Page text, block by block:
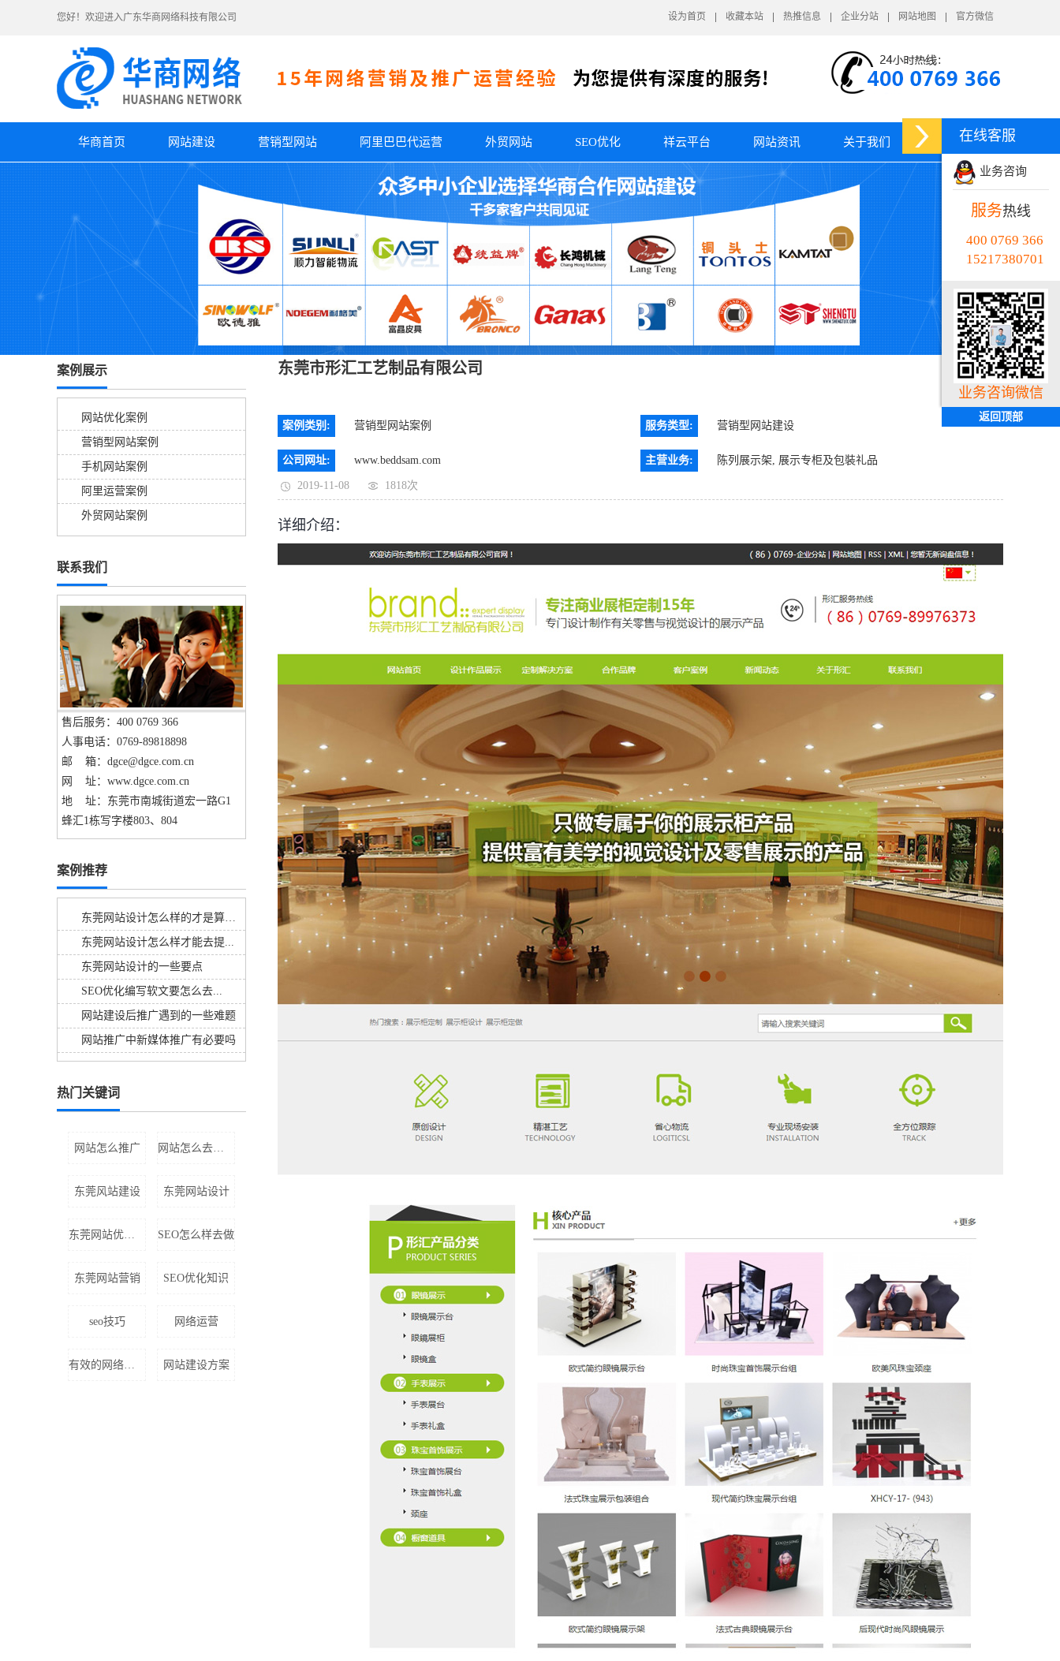
您好！欢迎进入广东华商网络科技有限公司 设为首页 收藏本站 热推信息 企业分站 网站地图 官方微信
华商首页 网站建设 营销型网站 阿里巴巴代运营 外贸网站 SEO优化 祥云平台 网站资讯 关于我们
案例展示
网站优化案例
营销型网站案例
手机网站案例
阿里运营案例
外贸网站案例
联系我们
售后服务：400 0769 366
人事电话：0769-89818898
邮 箱：dgce@dgce.com.cn
网 址：www.dgce.com.cn
地 址：东莞市南城街道宏一路G1
蜂汇1栋写字楼803、804
案例推荐
东莞网站设计怎么样才能去提...
东莞网站设计的一些要点
SEO优化编写软文要怎么去...
网站建设后推广遇到的一些难题
网站推广中新媒体推广有必要吗
热门关键词
网站怎么推广
东莞风站建设 东莞网站设计
SEO怎么样去做
东莞网站营销 SEO优化知识
seo技巧 网络运营
网站建设方案
东莞市形汇工艺制品有限公司
案例类别: 营销型网站案例 服务类型: 营销型网站建设
公司网址: www.beddsam.com 主营业务: 陈列展示架, 展示专柜及包裝礼品
2019-11-08 1818次
详细介绍：
在线客服
业务咨询
服务热线
400 0769 366
15217380701
业务咨询微信
返回顶部